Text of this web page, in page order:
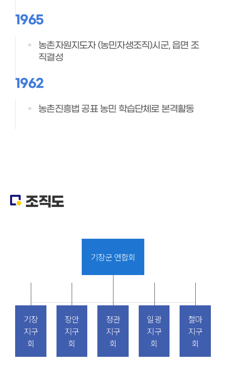
1965
농촌자원지도자 (농민자생조직)시군, 읍면 조
직결성
1962
농촌진흥법 공표 농민 학습단체로 본격활동
조직도
기장군 연합회
기장
지구
회
장안
지구
회
정관
지구
회
일광
지구
회
철마
지구
회